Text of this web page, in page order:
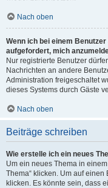
Nach oben
Wenn ich bei einem
aufgefordert, mich
Nur registrierte Benutzer
Nachrichten an andere
Administration freigeschaltet
dieses Systems durch Gäste
Nach oben
Beiträge schreiben
Wie erstelle ich ein neues
Um ein neues Thema in
Thema“ klicken. Um auf einen
klicken. Es könnte sein, dass